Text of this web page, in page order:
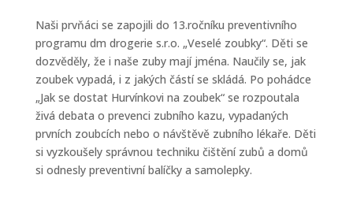
Naši prvňáci se zapojili do 13.ročníku preventivního
programu dm drogerie s.r.o. „Veselé zoubky“. Děti se
dozvěděly, že i naše zuby mají jména. Naučily se, jak
zoubek vypadá, i z jakých částí se skládá. Po pohádce
„Jak se dostat Hurvínkovi na zoubek“ se rozpoutala
živá debata o prevenci zubního kazu, vypadaných
prvních zoubcích nebo o návštěvě zubního lékaře. Děti
si vyzkoušely správnou techniku čištění zubů a domů
si odnesly preventivní balíčky a samolepky.